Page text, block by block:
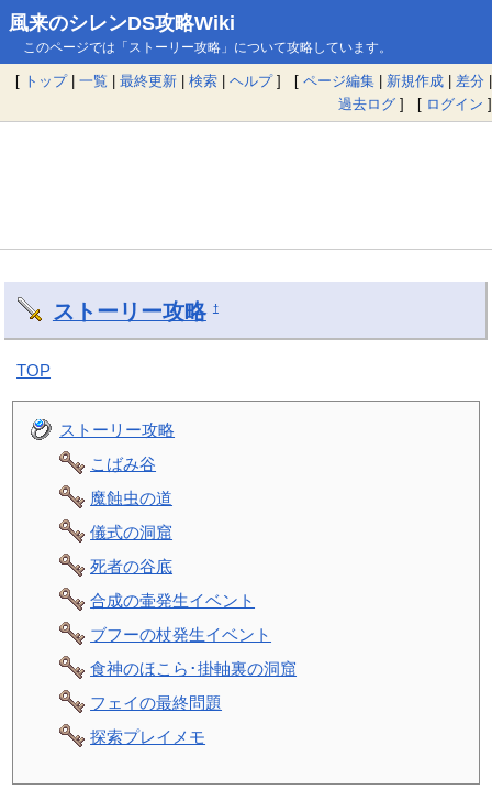
風来のシレンDS攻略Wiki
このページでは「ストーリー攻略」について攻略しています。
[ トップ| 一覧 | 最終更新 | 検索 | ヘルプ] [ ページ編集 | 新規作成 | 差分 |
過去ログ ] [ ログイン ]
ストーリー攻略 †
TOP
ストーリー攻略
こばみ谷
魔蝕虫の道
儀式の洞窟
死者の谷底
合成の壷発生イベント
ブフーの杖発生イベント
食神のほこら･掛軸裏の洞窟
フェイの最終問題
探索プレイメモ